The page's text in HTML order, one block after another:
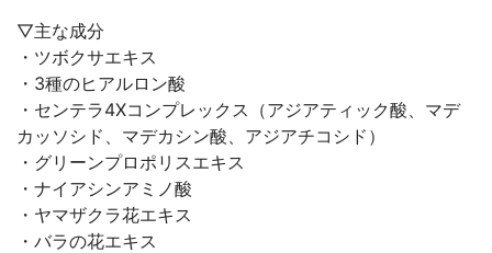
▽主な成分
・ツボクサエキス
・3種のヒアルロン酸
・センテラ4Xコンプレックス（アジアティック酸、マデ
カッソシド、マデカシン酸、アジアチコシド）
・グリーンプロポリスエキス
・ナイアシンアミノ酸
・ヤマザクラ花エキス
・バラの花エキス